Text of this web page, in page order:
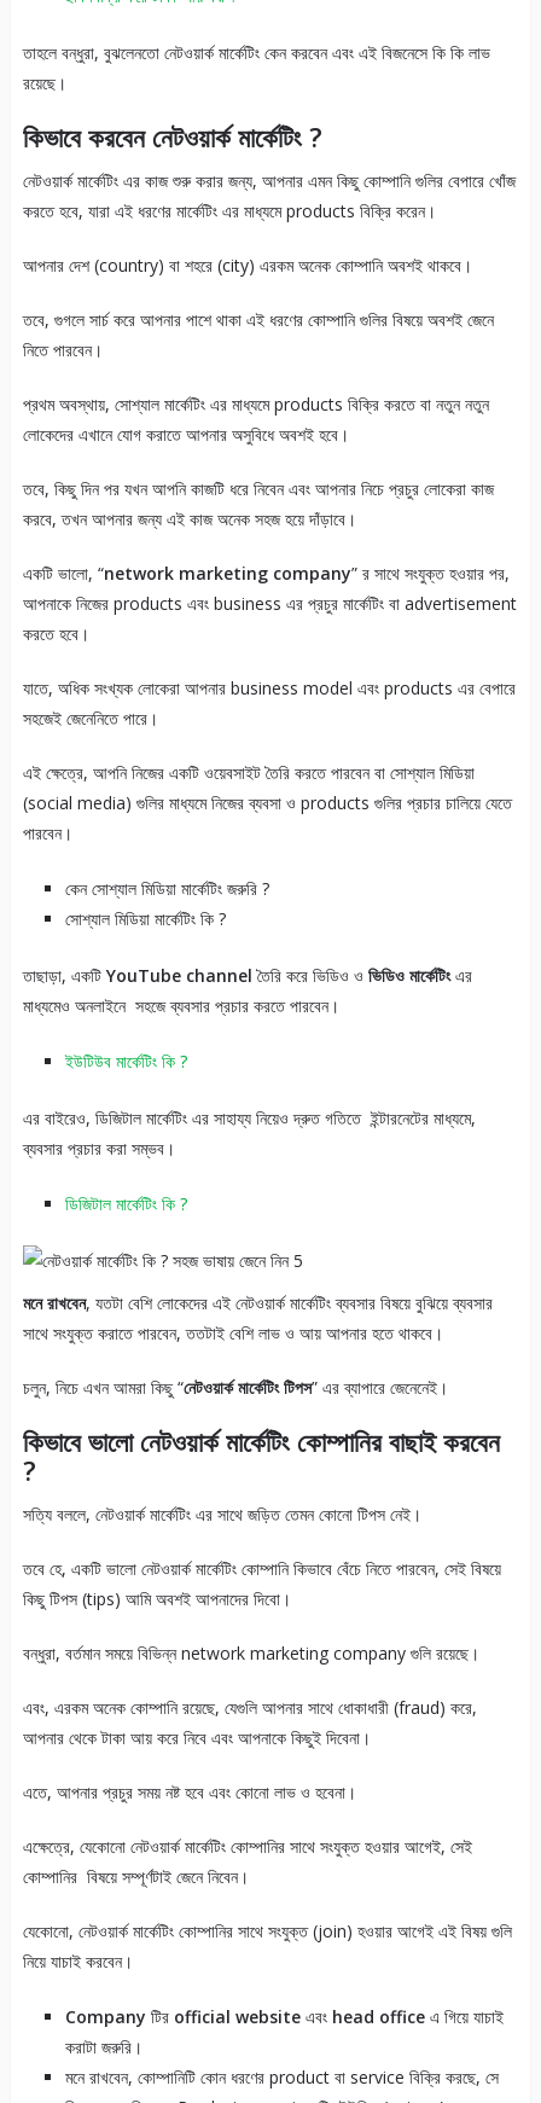
তাহলে বন্ধুরা, বুঝলেনতো নেটওয়ার্ক মার্কেটিং কেন করবেন এবং এই বিজনেসে কি কি লাভ
রয়েছে।
কিভাবে করবেন নেটওয়ার্ক মার্কেটিং ?
নেটওয়ার্ক মার্কেটিং এর কাজ শুরু করার জন্য, আপনার এমন কিছু কোম্পানি গুলির বেপারে খোঁজ
করতে হবে, যারা এই ধরণের মার্কেটিং এর মাধ্যমে products বিক্রি করেন।
আপনার দেশ (country) বা শহরে (city) এরকম অনেক কোম্পানি অবশই থাকবে।
তবে, গুগলে সার্চ করে আপনার পাশে থাকা এই ধরণের কোম্পানি গুলির বিষয়ে অবশই জেনে
নিতে পারবেন।
প্রথম অবস্থায়, সোশ্যাল মার্কেটিং এর মাধ্যমে products বিক্রি করতে বা নতুন নতুন
লোকেদের এখানে যোগ করাতে আপনার অসুবিধে অবশই হবে।
তবে, কিছু দিন পর যখন আপনি কাজটি ধরে নিবেন এবং আপনার নিচে প্রচুর লোকেরা কাজ
করবে, তখন আপনার জন্য এই কাজ অনেক সহজ হয়ে দাঁড়াবে।
একটি ভালো, “network marketing company” র সাথে সংযুক্ত হওয়ার পর,
আপনাকে নিজের products এবং business এর প্রচুর মার্কেটিং বা advertisement
করতে হবে।
যাতে, অধিক সংখ্যক লোকেরা আপনার business model এবং products এর বেপারে
সহজেই জেনেনিতে পারে।
এই ক্ষেত্রে, আপনি নিজের একটি ওয়েবসাইট তৈরি করতে পারবেন বা সোশ্যাল মিডিয়া
(social media) গুলির মাধ্যমে নিজের ব্যবসা ও products গুলির প্রচার চালিয়ে যেতে
পারবেন।
কেন সোশ্যাল মিডিয়া মার্কেটিং জরুরি ?
সোশ্যাল মিডিয়া মার্কেটিং কি ?
তাছাড়া, একটি YouTube channel তৈরি করে ভিডিও ও ভিডিও মার্কেটিংএর
মাধ্যমেও অনলাইনে সহজে ব্যবসার প্রচার করতে পারবেন।
ইউটিউব মার্কেটিং কি ?
এর বাইরেও, ডিজিটাল মার্কেটিং এর সাহায্য নিয়েও দ্রুত গতিতে ইন্টারনেটের মাধ্যমে,
ব্যবসার প্রচার করা সম্ভব।
ডিজিটাল মার্কেটিং কি ?
মনে রাখবেন, যতটা বেশি লোকেদের এই নেটওয়ার্ক মার্কেটিং ব্যবসার বিষয়ে বুঝিয়ে ব্যবসার
সাথে সংযুক্ত করাতে পারবেন, ততটাই বেশি লাভ ও আয় আপনার হতে থাকবে।
চলুন, নিচে এখন আমরা কিছু “নেটওয়ার্ক মার্কেটিং টিপস” এর ব্যাপারে জেনেনেই।
কিভাবে ভালো নেটওয়ার্ক মার্কেটিং কোম্পানির বাছাই করবেন
?
সত্যি বললে, নেটওয়ার্ক মার্কেটিং এর সাথে জড়িত তেমন কোনো টিপস নেই।
তবে হে, একটি ভালো নেটওয়ার্ক মার্কেটিং কোম্পানি কিভাবে বেঁচে নিতে পারবেন, সেই বিষয়ে
কিছু টিপস (tips) আমি অবশই আপনাদের দিবো।
বন্ধুরা, বর্তমান সময়ে বিভিন্ন network marketing company গুলি রয়েছে।
এবং, এরকম অনেক কোম্পানি রয়েছে, যেগুলি আপনার সাথে ধোকাধারী (fraud) করে,
আপনার থেকে টাকা আয় করে নিবে এবং আপনাকে কিছুই দিবেনা।
এতে, আপনার প্রচুর সময় নষ্ট হবে এবং কোনো লাভ ও হবেনা।
এক্ষেত্রে, যেকোনো নেটওয়ার্ক মার্কেটিং কোম্পানির সাথে সংযুক্ত হওয়ার আগেই, সেই
কোম্পানির বিষয়ে সম্পূর্ণটাই জেনে নিবেন।
যেকোনো, নেটওয়ার্ক মার্কেটিং কোম্পানির সাথে সংযুক্ত (join) হওয়ার আগেই এই বিষয় গুলি
নিয়ে যাচাই করবেন।
Company টির official websiteএবং head officeএ গিয়ে যাচাই
করাটা জরুরি।
মনে রাখবেন, কোম্পানিটি কোন ধরণের product বা service বিক্রি করছে, সে